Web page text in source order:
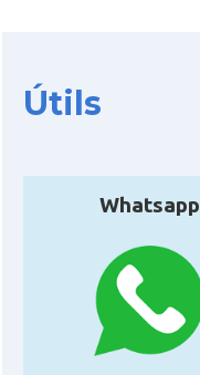
Consolat
Consolat
Consolat
Útils
Whatsapp